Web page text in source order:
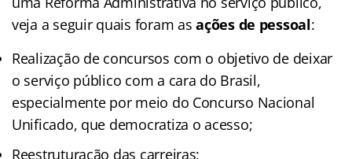
veja a seguir quais foram asações de pessoal:
Realização de concursos com o objetivo de deixar
o serviço público com a cara do Brasil,
especialmente por meio do Concurso Nacional
Unificado, que democratiza o acesso;
Reestruturação das carreiras;